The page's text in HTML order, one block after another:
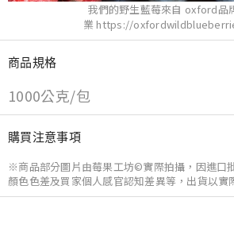
我們的野生藍莓來自 oxford品
業 https://
商品規格
1000公克/包
購買注意事項
※商品部分圖片由莓果工坊©實際拍攝，因進口
顏色色差及買家個人感官認知差異等，出貨以